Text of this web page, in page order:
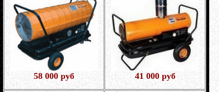
58 000 руб 41 000 руб